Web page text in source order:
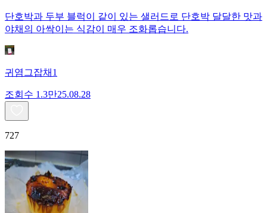
단호박과 두부 블럭이 같이 있는 샐러드로 단호박 달달한 맛과
야채의 아싹이는 식감이 매우 조화롭습니다.
귀염그잡채1
조회수 1.3만25.08.28
727